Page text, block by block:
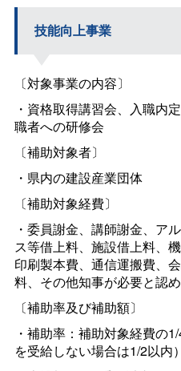
技能向上事業
〔対象事業の内容〕
・資格取得講習会、入職内
職者への研修会
〔補助対象者〕
・県内の建設産業団体
〔補助対象経費〕
・委員謝金、講師謝金、ア
ス等借上料、施設借上料、
印刷製本費、通信運搬費、
料、その他知事が必要と認
〔補助率及び補助額〕
・補助率：補助対象経費の
を受給しない場合は1/2以内）